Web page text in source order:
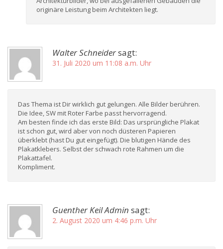
originäre Leistung beim Architekten liegt.
Walter Schneidersagt:
31. Juli 2020 um 11:08 a.m. Uhr
Das Thema ist Dir wirklich gut gelungen. Alle Bilder berühren.
Die Idee, SW mit Roter Farbe passt hervorragend.
Am besten finde ich das erste Bild: Das ursprüngliche Plakat
ist schon gut, wird aber von noch düsteren Papieren
überklebt (hast Du gut eingefügt). Die blutigen Hände des
Plakatklebers. Selbst der schwach rote Rahmen um die
Plakattafel.
Kompliment.
Guenther Keil Admin sagt:
2. August 2020 um 4:46 p.m. Uhr